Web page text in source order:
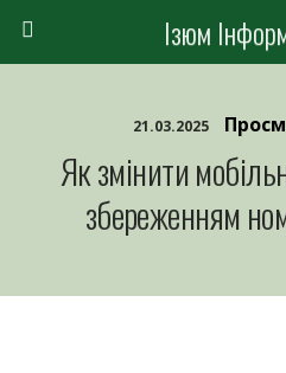
Ізюм
21.03.2025
Як змінити
збереженням